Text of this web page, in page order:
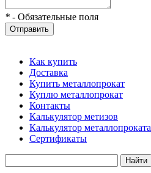
* - Обязательные поля
Отправить
Как купить
Доставка
Купить металлопрокат
Куплю металлопрокат
Контакты
Калькулятор метизов
Калькулятор металлопроката
Сертификаты